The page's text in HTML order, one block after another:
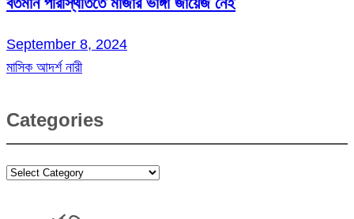
September 8, 2024
মাসিক আদর্শ নারী
Categories
Categories